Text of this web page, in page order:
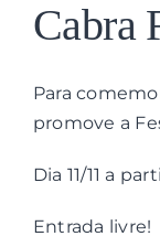
Cabra
Para
promove a
Dia 11/11 a
Entrada livre!